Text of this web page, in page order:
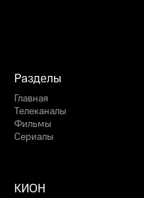
Разделы
Главная
Телеканалы
Фильмы
Сериалы
КИОН